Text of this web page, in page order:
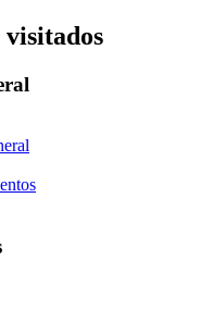
visitados